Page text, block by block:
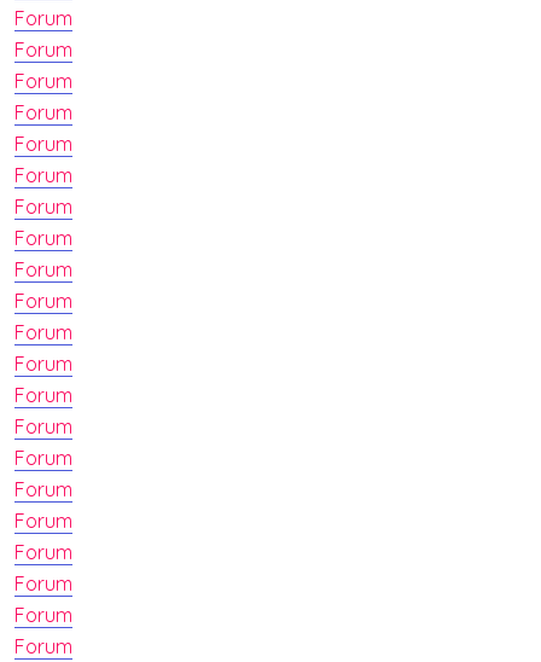
Forum
Forum
Forum
Forum
Forum
Forum
Forum
Forum
Forum
Forum
Forum
Forum
Forum
Forum
Forum
Forum
Forum
Forum
Forum
Forum
Forum